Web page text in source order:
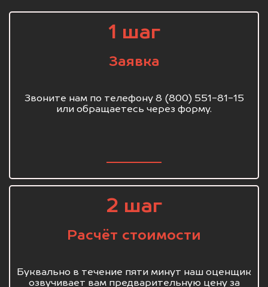
1 шаг
Заявка
Звоните нам по телефону 8 (800) 551-81-15
или обращаетесь через форму.
2 шаг
Расчёт стоимости
Буквально в течение пяти минут наш оценщик
озвучивает вам предварительную цену за